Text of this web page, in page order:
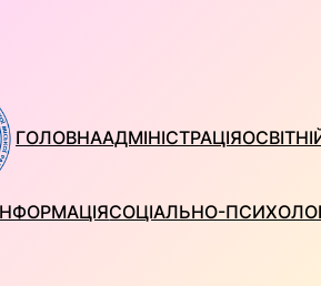
ГОЛОВНААДМІНІСТРАЦІЯ
СОЦІАЛЬНО-